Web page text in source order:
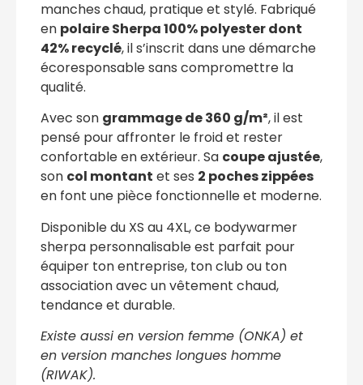
manches chaud, pratique et stylé. Fabriqué
en polaire Sherpa 100% polyester dont
42% recyclé, il s’inscrit dans une démarche
écoresponsable sans compromettre la
qualité.
Avec son grammage de 360 g/m², il est
pensé pour affronter le froid et rester
confortable en extérieur. Sa coupe ajustée,
son col montant et ses 2 poches zippées
en font une pièce fonctionnelle et moderne.
Disponible du XS au 4XL, ce bodywarmer
sherpa personnalisable est parfait pour
équiper ton entreprise, ton club ou ton
association avec un vêtement chaud,
tendance et durable.
Existe aussi en version femme (ONKA) et
en version manches longues homme
(RIWAK).